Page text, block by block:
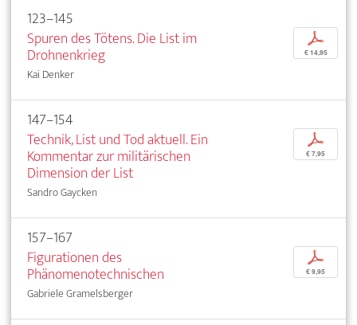
123–145
Spuren des Tötens. Die List im
Drohnenkrieg
Kai Denker
p
€ 14,95
147–154
Technik, List und Tod aktuell. Ein
Kommentar zur militärischen
Dimension der List
Sandro Gaycken
p
€ 7,95
157–167
Figurationen des
Phänomenotechnischen
Gabriele Gramelsberger
p
€ 9,95